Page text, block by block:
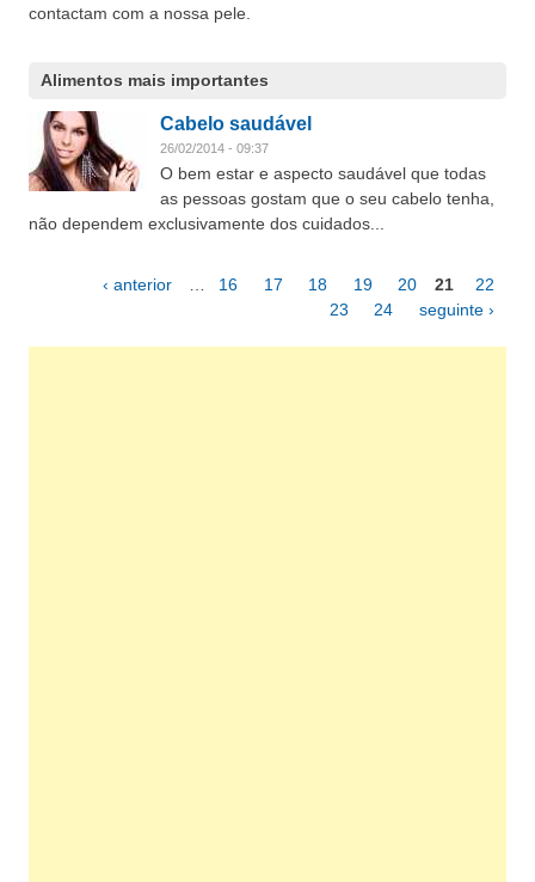
contactam com a nossa pele.
Alimentos mais importantes
Cabelo saudável
26/02/2014 - 09:37
O bem estar e aspecto saudável que todas
as pessoas gostam que o seu cabelo tenha,
não dependem exclusivamente dos cuidados...
Páginas‹ anterior … 16 17 18 19 20 21
22
23
24 seguinte ›